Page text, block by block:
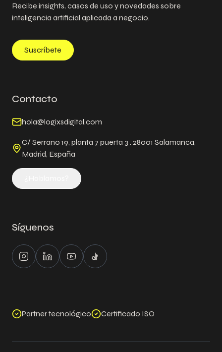
Recibe insights, casos de uso y novedades sobre
inteligencia artificial aplicada a negocio.
Suscríbete
Contacto
hola@logixsdigital.com
C/ Serrano 19, planta 7 puerta 3 . 28001 Salamanca,
Madrid, España
Síguenos
InstagramLinkedInYoutubeTiktok
Partner tecnológico Certificado ISO